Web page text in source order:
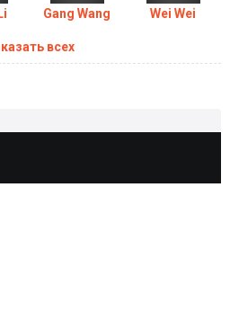
Gang Wang Wei Wei
всех